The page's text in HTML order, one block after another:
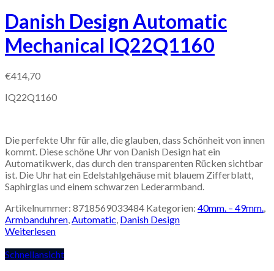
Danish Design Automatic
Mechanical IQ22Q1160
€414,70
IQ22Q1160
Die perfekte Uhr für alle, die glauben, dass Schönheit von innen
kommt. Diese schöne Uhr von Danish Design hat ein
Automatikwerk, das durch den transparenten Rücken sichtbar
ist. Die Uhr hat ein Edelstahlgehäuse mit blauem Zifferblatt,
Saphirglas und einem schwarzen Lederarmband.
Artikelnummer: 8718569033484 Kategorien: 40mm. – 49mm.,
Armbanduhren,Automatic, Danish Design
Weiterlesen
Schnellansicht